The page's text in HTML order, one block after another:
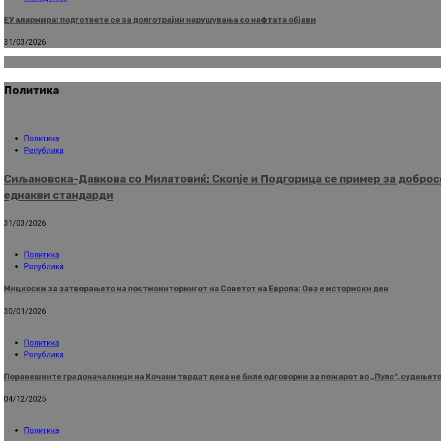
ЕУ алармира: подгответе се за долготрајни нарушувања со нафтата објави
31/03/2026
Политика
Политика
Република
Сиљановска-Давкова со Милатовиќ: Скопје и Подгорица се пример за
еднакви стандарди
31/03/2026
Политика
Република
Мицкоски за затворањето на постмониторингот на Советот на Европа: Ова е историски ден
30/01/2026
Политика
Република
Поранешните градоначалници на Кочани тврдат дека не биле одговорни за пожарот во „Пулс“,
04/12/2025
Политика